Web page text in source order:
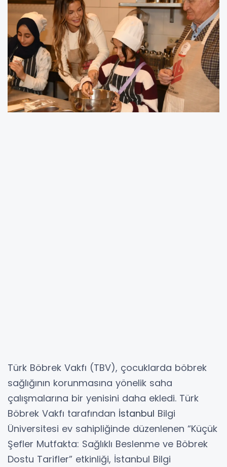
Türk Böbrek Vakfı (TBV), çocuklarda böbrek
sağlığının korunmasına yönelik saha
çalışmalarına bir yenisini daha ekledi. Türk
Böbrek Vakfı tarafından İstanbul Bilgi
Üniversitesi ev sahipliğinde düzenlenen “Küçük
Şefler Mutfakta: Sağlıklı Beslenme ve Böbrek
Dostu Tarifler” etkinliği, İstanbul Bilgi